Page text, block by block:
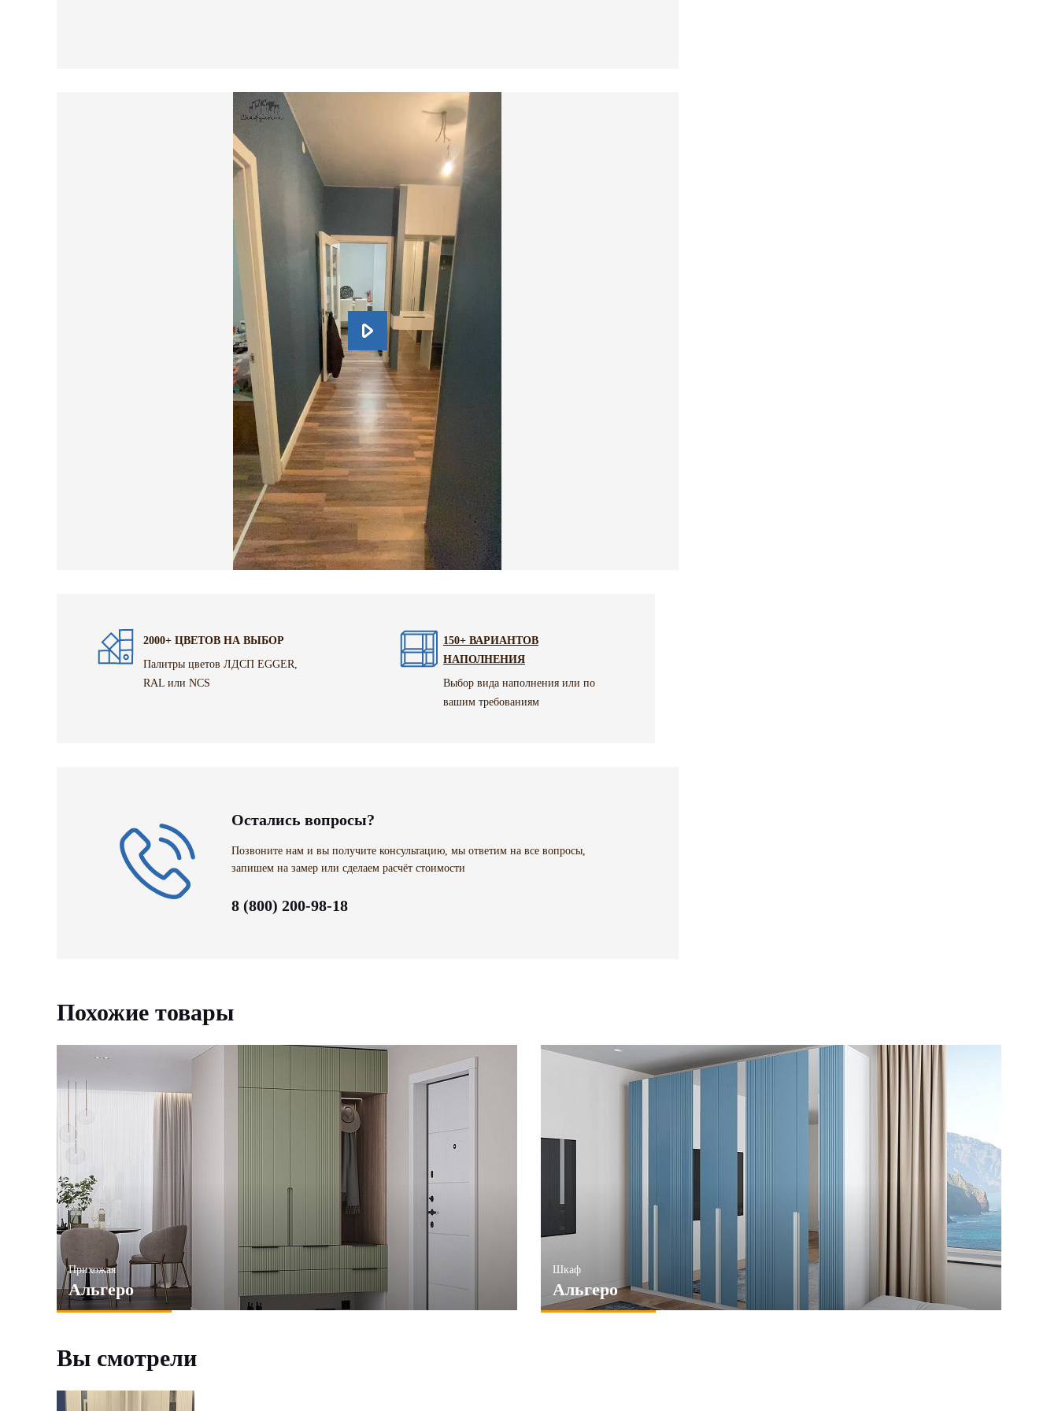
2000+ ЦВЕТОВ НА ВЫБОР
Палитры цветов ЛДСП EGGER,
RAL или NCS
150+ ВАРИАНТОВ
НАПОЛНЕНИЯ
Выбор вида наполнения или по
вашим требованиям
Остались вопросы?
Позвоните нам и вы получите консультацию, мы ответим на все вопросы,
запишем на замер или сделаем расчёт стоимости
8 (800) 200-98-18
Похожие товары
Прихожая
Альгеро
Шкаф
Альгеро
Вы смотрели